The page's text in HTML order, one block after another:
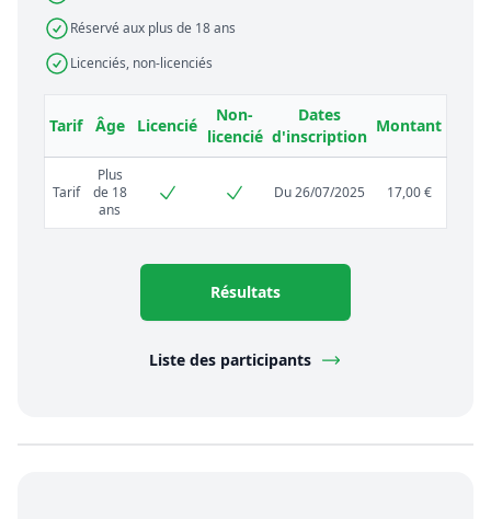
Réservé aux plus de 18 ans
Licenciés, non-licenciés
Tarif Âge Licencié
Non-
licencié
Dates
d'inscription
Montant
Tarif
Plus
de 18
ans
Du 26/07/2025 17,00 €
Résultats
Liste des participants